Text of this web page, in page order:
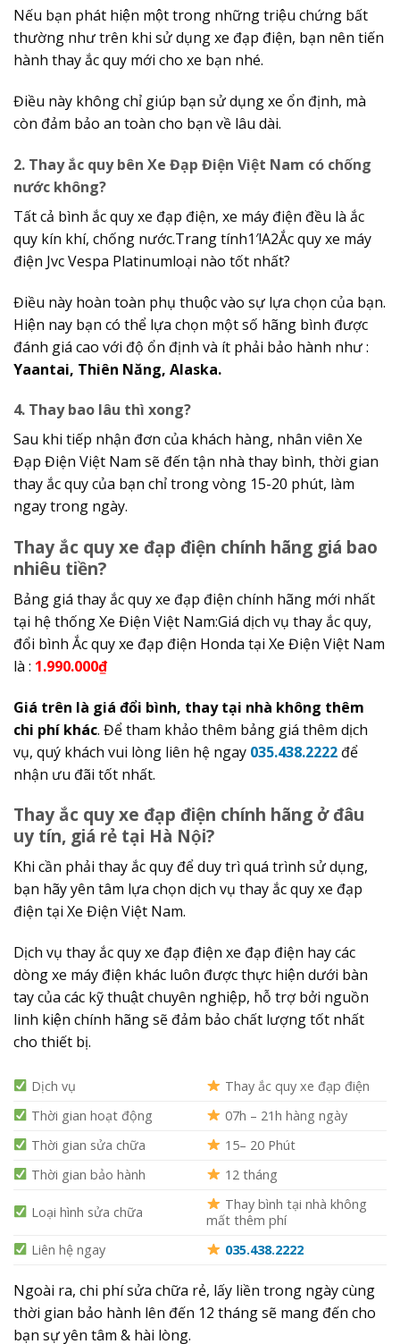
Nếu bạn phát hiện một trong những triệu chứng bất
thường như trên khi sử dụng xe đạp điện, bạn nên tiến
hành thay ắc quy mới cho xe bạn nhé.
Điều này không chỉ giúp bạn sử dụng xe ổn định, mà
còn đảm bảo an toàn cho bạn về lâu dài.
2. Thay ắc quy bên Xe Đạp Điện Việt Nam có chống
nước không?
Tất cả bình ắc quy xe đạp điện, xe máy điện đều là ắc
quy kín khí, chống nước.Trang tính1′!A2Ắc quy xe máy
điện Jvc Vespa Platinumloại nào tốt nhất?
Điều này hoàn toàn phụ thuộc vào sự lựa chọn của bạn.
Hiện nay bạn có thể lựa chọn một số hãng bình được
đánh giá cao với độ ổn định và ít phải bảo hành như :
Yaantai, Thiên Năng, Alaska.
4. Thay bao lâu thì xong?
Sau khi tiếp nhận đơn của khách hàng, nhân viên Xe
Đạp Điện Việt Nam sẽ đến tận nhà thay bình, thời gian
thay ắc quy của bạn chỉ trong vòng 15-20 phút, làm
ngay trong ngày.
Thay ắc quy xe đạp điện chính hãng giá bao
nhiêu tiền?
Bảng giá thay ắc quy xe đạp điện chính hãng mới nhất
tại hệ thống Xe Điện Việt Nam:Giá dịch vụ thay ắc quy,
đổi bình Ắc quy xe đạp điện Honda tại Xe Điện Việt Nam
là : 1.990.000₫
Giá trên là giá đổi bình, thay tại nhà không thêm
chi phí khác. Để tham khảo thêm bảng giá thêm dịch
vụ, quý khách vui lòng liên hệ ngay 035.438.2222 để
nhận ưu đãi tốt nhất.
Thay ắc quy xe đạp điện chính hãng ở đâu
uy tín, giá rẻ tại Hà Nội?
Khi cần phải thay ắc quy để duy trì quá trình sử dụng,
bạn hãy yên tâm lựa chọn dịch vụ thay ắc quy xe đạp
điện tại Xe Điện Việt Nam.
Dịch vụ thay ắc quy xe đạp điện xe đạp điện hay các
dòng xe máy điện khác luôn được thực hiện dưới bàn
tay của các kỹ thuật chuyên nghiệp, hỗ trợ bởi nguồn
linh kiện chính hãng sẽ đảm bảo chất lượng tốt nhất
cho thiết bị.
Dịch vụ
Thay ắc quy xe đạp điện
Thời gian hoạt động
07h – 21h hàng ngày
Thời gian sửa chữa
15– 20 Phút
Thời gian bảo hành
12 tháng
Loại hình sửa chữa
Thay bình tại nhà không
mất thêm phí
Liên hệ ngay
035.438.2222
Ngoài ra, chi phí sửa chữa rẻ, lấy liền trong ngày cùng
thời gian bảo hành lên đến 12 tháng sẽ mang đến cho
bạn sự yên tâm & hài lòng.